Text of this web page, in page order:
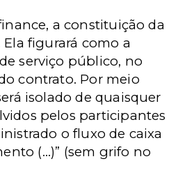
a constituição da
Ela figurará como a
serviço público, no
contrato. Por meio
isolado de quaisquer
pelos participantes
o fluxo de caixa
(...)” (sem grifo no